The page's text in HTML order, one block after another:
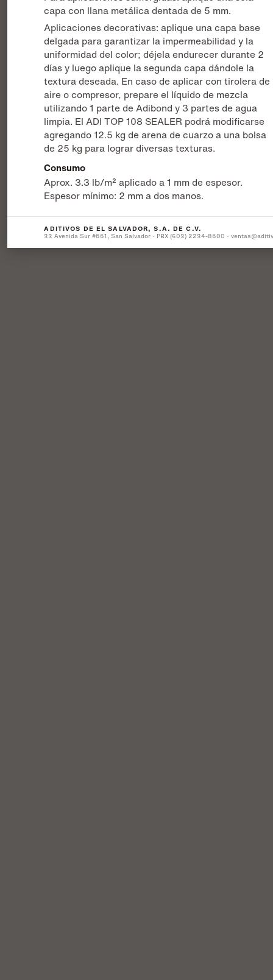
capa con llana metálica dentada de 5 mm.
Aplicaciones decorativas: aplique una capa base
delgada para garantizar la impermeabilidad y la
uniformidad del color; déjela endurecer durante 2
días y luego aplique la segunda capa dándole la
textura deseada. En caso de aplicar con tirolera de
aire o compresor, prepare el líquido de mezcla
utilizando 1 parte de Adibond y 3 partes de agua
limpia. El ADI TOP 108 SEALER podrá modificarse
agregando 12.5 kg de arena de cuarzo a una bolsa
de 25 kg para lograr diversas texturas.
Consumo
Aprox. 3.3 lb/m² aplicado a 1 mm de espesor.
Espesor mínimo: 2 mm a dos manos.
ADITIVOS DE EL SALVADOR, S.A. DE C.V.
33 Avenida Sur #661, San Salvador · PBX (503) 2234-8600 ·